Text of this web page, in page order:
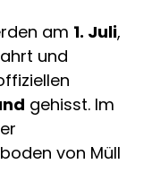
am 1. Juli,
und
gehisst. Im
von Müll